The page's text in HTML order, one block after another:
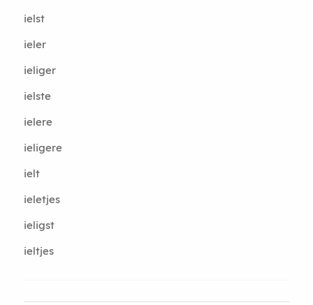
ielst
ieler
ieliger
ielste
ielere
ieligere
ielt
ieletjes
ieligst
ieltjes